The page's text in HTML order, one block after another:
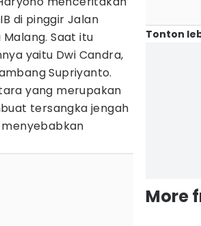
di pinggir Jalan
Malang. Saat itu
yaitu Dwi Candra,
Supriyanto.
yang merupakan
tersangka jengah
Tonton
More